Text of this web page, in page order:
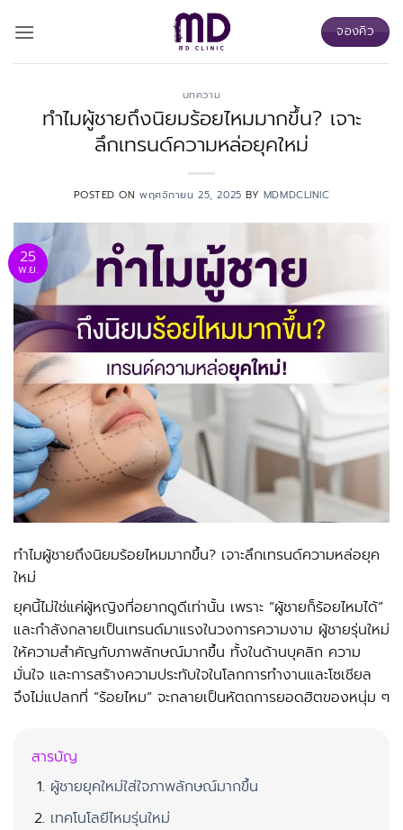
จองคิว
บทความ
ทำไมผู้ชายถึงนิยมร้อยไหมมากขึ้น? เจาะ
ลึกเทรนด์ความหล่อยุคใหม่
POSTED ONพฤศจิกายน 25, 2025 BY MDMDCLINIC
25
พ.ย.
ทำไมผู้ชายถึงนิยมร้อยไหมมากขึ้น? เจาะลึกเทรนด์ความหล่อยุค
ใหม่
ยุคนี้ไม่ใช่แค่ผู้หญิงที่อยากดูดีเท่านั้น เพราะ “ผู้ชายก็ร้อยไหมได้”
และกำลังกลายเป็นเทรนด์มาแรงในวงการความงาม ผู้ชายรุ่นใหม่
ให้ความสำคัญกับภาพลักษณ์มากขึ้น ทั้งในด้านบุคลิก ความ
มั่นใจ และการสร้างความประทับใจในโลกการทำงานและโซเชียล
จึงไม่แปลกที่ “ร้อยไหม” จะกลายเป็นหัตถการยอดฮิตของหนุ่ม ๆ
สารบัญ
ผู้ชายยุคใหม่ใส่ใจภาพลักษณ์มากขึ้น​
เทคโนโลยีไหมรุ่นใหม่